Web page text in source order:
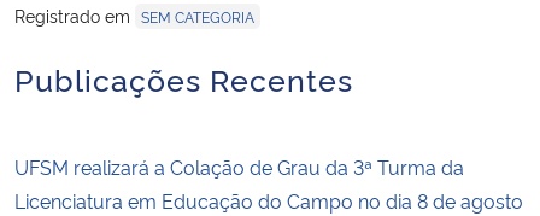
Controladoria-Geral da União
Ministério da Mulher, da Família e dos Direitos Humanos
Registrado em SEM CATEGORIA
Publicações Recentes
UFSM realizará a Colação de Grau da 3ª Turma da
Licenciatura em Educação do Campo no dia 8 de agosto